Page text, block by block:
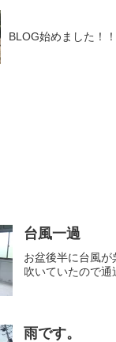
BLOG始めました！！
台風一過
お盆後半に台風
吹いていたので通
雨です。